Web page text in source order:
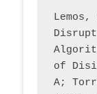
of
A;